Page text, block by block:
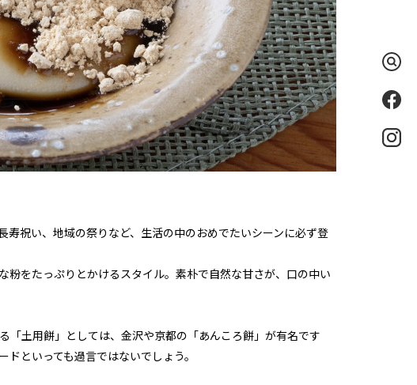
検
索
Fac
eb
k
Ins
tag
祝い、地域の祭りなど、生活の中のおめでたいシーンに必ず登
をたっぷりとかけるスタイル。素朴で自然な甘さが、口の中い
「土用餅」としては、金沢や京都の「あんころ餅」が有名です
といっても過言ではないでしょう。